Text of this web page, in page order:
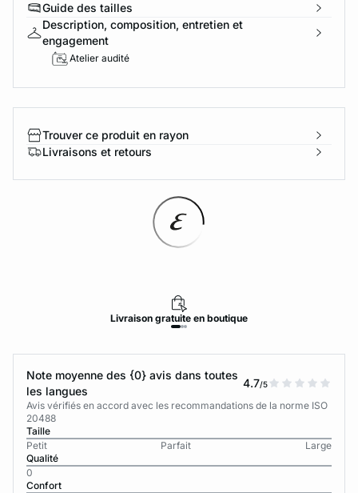
Guide des tailles
Description, composition, entretien et
engagement
Atelier audité
Trouver ce produit en rayon
Livraisons et retours
Livraison gratuite en boutique
Note moyenne des {0} avis dans toutes
les langues
4.7/5
Avis vérifiés en accord avec les recommandations de la norme ISO
20488
Taille
Petit
Parfait
Large
Qualité
0
Confort